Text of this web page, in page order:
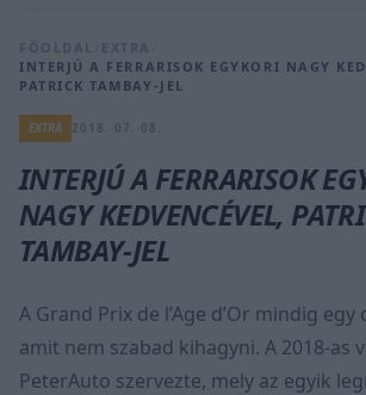
FŐOLDAL EXTRA
INTERJÚ A FERRARISOK EGYKORI NAGY
PATRICK TAMBAY-JEL
EXTRA
INTERJÚ A FERRARISOK
NAGY KEDVENCÉVEL,
TAMBAY-JEL
A Grand Prix de l’Age d’Or mindig egy
amit nem szabad kihagyni. A 2018-as
PeterAuto szervezte, mely az egyik